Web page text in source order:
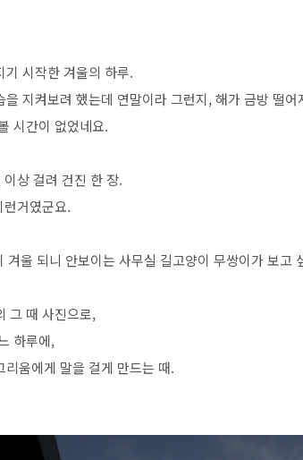
기 시작한 겨울의 하루.
을 지켜보려 했는데 연말이라 그런지, 해가 금방 떨어
시간이 없었네요.
이상 걸려 건진 한 장.
거였군요.
겨울 되니 안보이는 사무실 길고양이 무쌍이가 보고
그 때 사진으로,
하루에,
리움에게 말을 걸게 만드는 때.